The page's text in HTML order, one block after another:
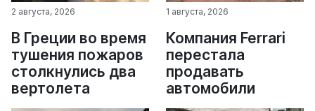
2 августа, 2026
В Греции во время
тушения пожаров
столкнулись два
вертолета
1 августа, 2026
Компания Ferrari
перестала
продавать
автомобили